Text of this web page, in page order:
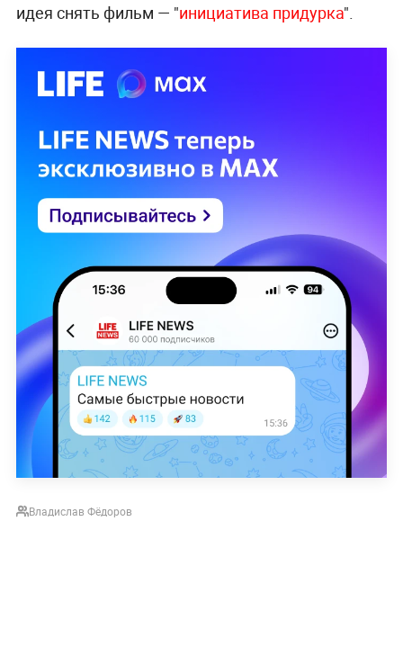
идея снять фильм — "инициатива придурка".
Владислав Фёдоров